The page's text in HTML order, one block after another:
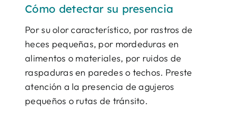
Cómo detectar su presencia
Por su olor característico, por rastros de
heces pequeñas, por mordeduras en
alimentos o materiales, por ruidos de
raspaduras en paredes o techos. Preste
atención a la presencia de agujeros
pequeños o rutas de tránsito.